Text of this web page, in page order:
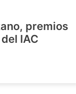
premios
IAC